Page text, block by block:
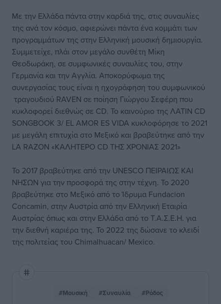
Με την Ελλάδα πάντα στην καρδιά της, στις συναυλίες
της ανά τον κόσμο, αφιερώνει πάντα ένα κομμάτι των
προγραμμάτων της στην Ελληνική μουσική δημιουργία.
Συμμετείχε, πλάι στον μεγάλο συνθέτη Μίκη
Θεοδωράκη, σε συμφωνικές συναυλίες του, στην
Γερμανία και την Αγγλία. Αποκορύφωμα της
συνεργασίας τους είναι η ηχογράφηση του συμφωνικού
τραγουδιού RAVEN σε ποίηση Γιώργoυ Σεφέρη που
κυκλοφορεί διεθνώς σε CD. Το καινούριο της ΛΑΤΙΝ CD
SONGBOOK 3/ EL AMOR ES VIDA κυκλοφόρησε το 2021
με μεγάλη επιτυχία στο Μεξικό και βραβεύτηκε από την
LA RAZON «ΚΑΛΗΤΕΡΟ CD ΤΗΣ ΧΡΟΝΙΑΣ 2021»
Το 2017 βραβεύτηκε από την UNESCO ΠΕΙΡΑΙΩΣ ΚΑΙ
ΝΗΣΩΝ για την προσφορά της στην τέχνη. To 2020
βραβεύτηκε στο Μεξικό από το Ίδρυμα Fundacion
Concamin, στην Αυστρία από την Ελληνική Εταιρία
Αυστρίας όπως και στην Ελλάδα από το Τ.Α.Σ.Ε.Η. για
την διεθνή καριέρα της. Το 2022 της δώσανε το κλειδί
της πολιτείας του Chimalhuacan/ Mexico.
#Μουσική #Συναυλία #Ρόδος